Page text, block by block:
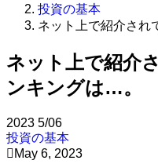
投資の基本
ネット上で紹介され
ネット上で紹介
ンキングは…。
2023 5/06
投資の基本
May 6, 2023